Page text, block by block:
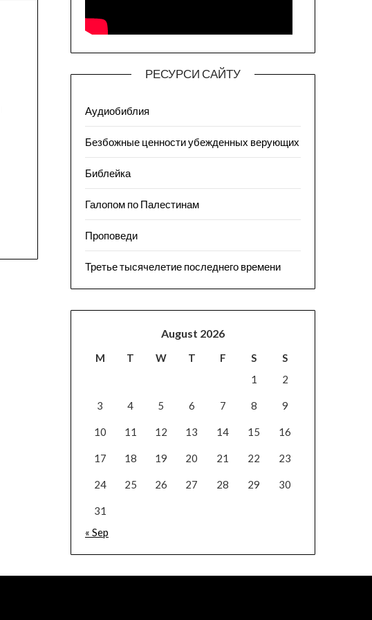
РЕСУРСИ САЙТУ
Аудиобиблия
Безбожные ценности убежденных верующих
Библейка
Галопом по Палестинам
Проповеди
Третье тысячелетие последнего времени
August 2026
M T W T F S
S
1
2
3 4 5 6 7 8 9
10 11 12 13 14 15 16
17 18 19 20 21 22 23
24 25 26 27 28 29 30
31
« Sep